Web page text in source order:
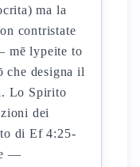
ma la
contristate
mē lypeite to
che designa il
Lo Spirito
dei
di Ef 4:25-
—